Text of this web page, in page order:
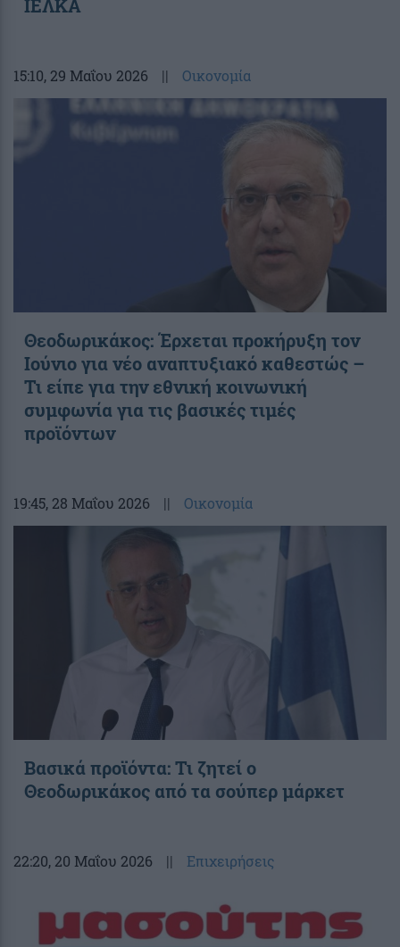
ΙΕΛΚΑ
15:10, 29 Μαΐου 2026 || Οικονομία
Θεοδωρικάκος: Έρχεται προκήρυξη τον
Ιούνιο για νέο αναπτυξιακό καθεστώς –
Τι είπε για την εθνική κοινωνική
συμφωνία για τις βασικές τιμές
προϊόντων
19:45, 28 Μαΐου 2026 || Οικονομία
Βασικά προϊόντα: Τι ζητεί ο
Θεοδωρικάκος από τα σούπερ μάρκετ
22:20, 20 Μαΐου 2026 || Επιχειρήσεις